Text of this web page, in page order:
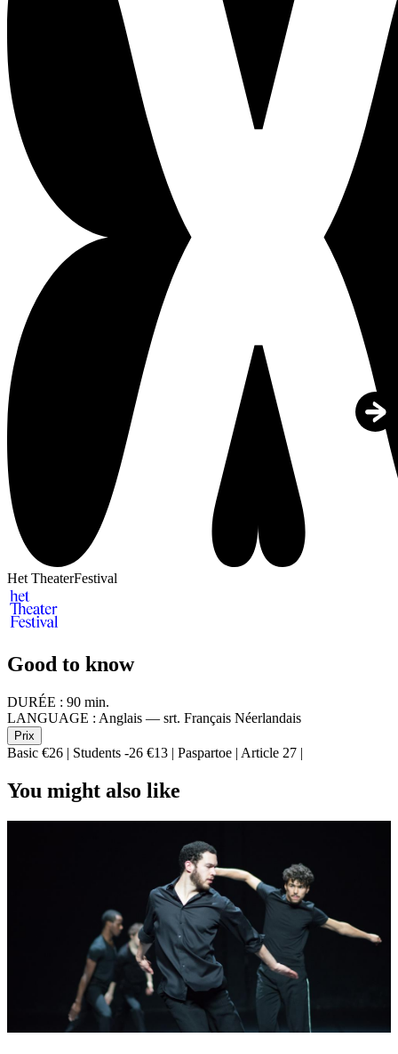
Het TheaterFestival
Good to know
DURÉE : 90 min.
LANGUAGE : Anglais — srt. Français Néerlandais
Prix
Basic €26 | Students -26 €13 | Paspartoe | Article 27 |
You might also like